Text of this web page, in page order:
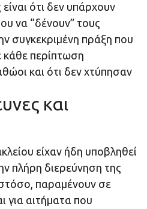
ότι δεν υπάρχουν
να “δένουν” τους
συγκεκριμένη πράξη που
κάθε περίπτωση
και ότι δεν χτύπησαν
και
είχαν ήδη υποβληθεί
πλήρη διερεύνηση της
παραμένουν σε
για αιτήματα που